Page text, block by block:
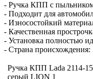
- Ручка КПП с
- Подходит для
- Износостойкий
- Качественная
- Установка полностью
- Страна происхождения:
Ручка КПП Lada 2114-
серый LION 1_